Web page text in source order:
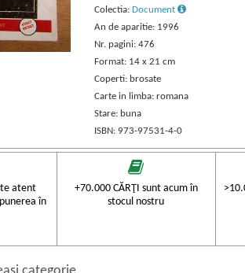
Colectia: Document
An de aparitie: 1996
Nr. pagini: 476
Format: 14 x 21 cm
Coperti: brosate
Carte in limba: romana
Stare: buna
ISBN: 973-97531-4-0
atent
în
+70.000 CĂRŢI sunt acum în
stocul nostru